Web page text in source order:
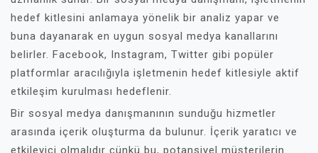
hedef kitlesini anlamaya yönelik bir analiz yapar ve
buna dayanarak en uygun sosyal medya kanallarını
belirler. Facebook, Instagram, Twitter gibi popüler
platformlar aracılığıyla işletmenin hedef kitlesiyle aktif
etkileşim kurulması hedeflenir.
Bir sosyal medya danışmanının sunduğu hizmetler
arasında içerik oluşturma da bulunur. İçerik yaratıcı ve
etkileyici olmalıdır çünkü bu, potansiyel müşterilerin